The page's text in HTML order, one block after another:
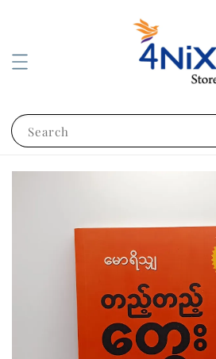
Search